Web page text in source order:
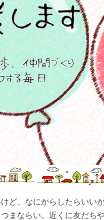
ど、なにからしたらいい
まならい。近くに友だち